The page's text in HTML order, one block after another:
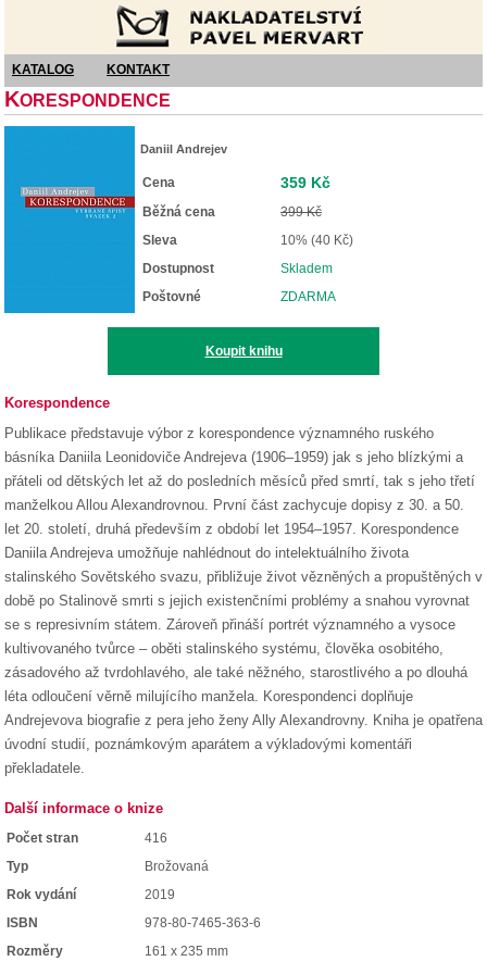
KATALOG KONTAKT
KORESPONDENCE
Daniil Andrejev
Cena 359 Kč
Běžná cena
399 Kč
Sleva
10% (40 Kč)
Dostupnost
Skladem
Poštovné
ZDARMA
Koupit knihu
Korespondence
Publikace představuje výbor z korespondence významného ruského
básníka Daniila Leonidoviče Andrejeva (1906–1959) jak s jeho blízkými a
přáteli od dětských let až do posledních měsíců před smrtí, tak s jeho třetí
manželkou Allou Alexandrovnou. První část zachycuje dopisy z 30. a 50.
let 20. století, druhá především z období let 1954–1957. Korespondence
Daniila Andrejeva umožňuje nahlédnout do intelektuálního života
stalinského Sovětského svazu, přibližuje život vězněných a propuštěných v
době po Stalinově smrti s jejich existenčními problémy a snahou vyrovnat
se s represivním státem. Zároveň přináší portrét významného a vysoce
kultivovaného tvůrce – oběti stalinského systému, člověka osobitého,
zásadového až tvrdohlavého, ale také něžného, starostlivého a po dlouhá
léta odloučení věrně milujícího manžela. Korespondenci doplňuje
Andrejevova biografie z pera jeho ženy Ally Alexandrovny. Kniha je opatřena
úvodní studií, poznámkovým aparátem a výkladovými komentáři
překladatele.
Další informace o knize
Počet stran
416
Typ
Brožovaná
Rok vydání
2019
ISBN
978-80-7465-363-6
Rozměry
161 x 235 mm